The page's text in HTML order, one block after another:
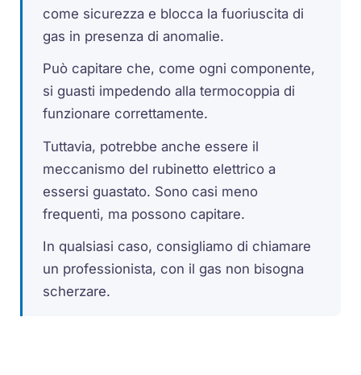
come sicurezza e blocca la fuoriuscita di
gas in presenza di anomalie.
Può capitare che, come ogni componente,
si guasti impedendo alla termocoppia di
funzionare correttamente.
Tuttavia, potrebbe anche essere il
meccanismo del rubinetto elettrico a
essersi guastato. Sono casi meno
frequenti, ma possono capitare.
In qualsiasi caso, consigliamo di chiamare
un professionista, con il gas non bisogna
scherzare.